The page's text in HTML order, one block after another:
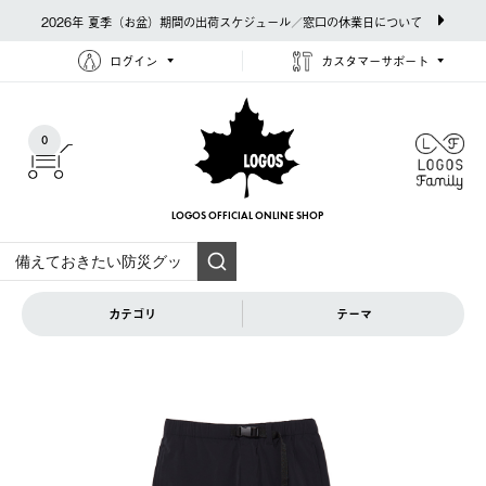
2026年 夏季（お盆）期間の出荷スケジュール／窓口の休業日について
ログイン カスタマーサポート
0
LOGOS OFFICIAL ONLINE SHOP
カテゴリ テーマ